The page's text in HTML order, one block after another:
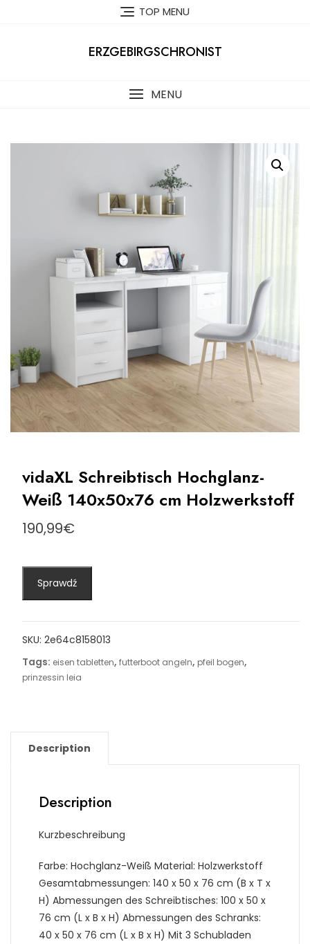
TOP MENU
ERZGEBIRGSCHRONIST
MENU
vidaXL Schreibtisch Hochglanz-
Weiß 140x50x76 cm Holzwerkstoff
190,99€
Sprawdź
SKU: 2e64c8158013
Tags: eisen tabletten, futterboot angeln, pfeil bogen,
prinzessin leia
Description
Description
Kurzbeschreibung
Farbe: Hochglanz-Weiß Material: Holzwerkstoff
Gesamtabmessungen: 140 x 50 x 76 cm (B x T x
H) Abmessungen des Schreibtisches: 100 x 50 x
76 cm (L x B x H) Abmessungen des Schranks:
40 x 50 x 76 cm (L x B x H) Mit 3 Schubladen